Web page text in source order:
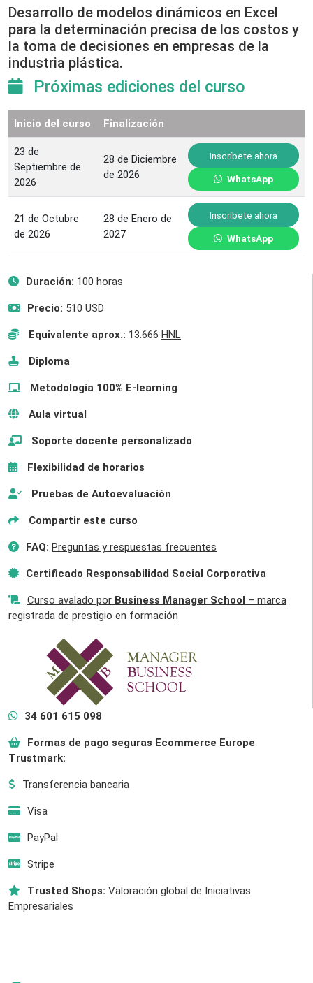
Desarrollo de modelos dinámicos en Excel
para la determinación precisa de los costos y
la toma de decisiones en empresas de la
industria plástica.
Próximas ediciones del curso
Inicio del curso Finalización
23 de
Septiembre de
2026
28 de Diciembre
de 2026
Inscríbete ahora
WhatsApp
21 de Octubre
de 2026
28 de Enero de
2027
Inscríbete ahora
WhatsApp
Duración: 100 horas
Precio: 510 USD
Equivalente aprox.: 13.666 HNL
Diploma
Metodología 100% E-learning
Aula virtual
Soporte docente personalizado
Flexibilidad de horarios
Pruebas de Autoevaluación
Compartir este curso
FAQ: Preguntas y respuestas frecuentes
Certificado Responsabilidad Social Corporativa
Curso avalado por Business Manager School – marca
registrada de prestigio en formación
34 601 615 098
Formas de pago seguras Ecommerce Europe
Trustmark:
Transferencia bancaria
Visa
PayPal
Stripe
Trusted Shops: Valoración global de Iniciativas
Empresariales